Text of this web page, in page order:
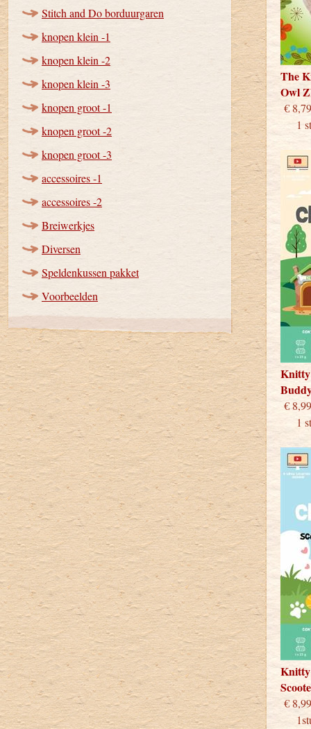
Stitch and Do borduurgaren
knopen klein -1
knopen klein -2
knopen klein -3
knopen groot -1
knopen groot -2
knopen groot -3
accessoires -1
accessoires -2
Breiwerkjes
Diversen
Speldenkussen pakket
Voorbeelden
The
Owl
1
1